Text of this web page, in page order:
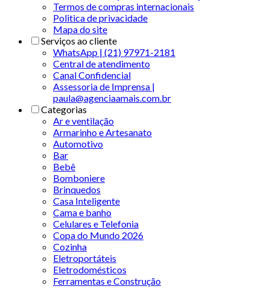
Termos de compras internacionais
Politica de privacidade
Mapa do site
Serviços ao cliente
WhatsApp | (21) 97971-2181
Central de atendimento
Canal Confidencial
Assessoria de Imprensa |
paula@agenciaamais.com.br
Categorias
Ar e ventilação
Armarinho e Artesanato
Automotivo
Bar
Bebê
Bomboniere
Brinquedos
Casa Inteligente
Cama e banho
Celulares e Telefonia
Copa do Mundo 2026
Cozinha
Eletroportáteis
Eletrodomésticos
Ferramentas e Construção